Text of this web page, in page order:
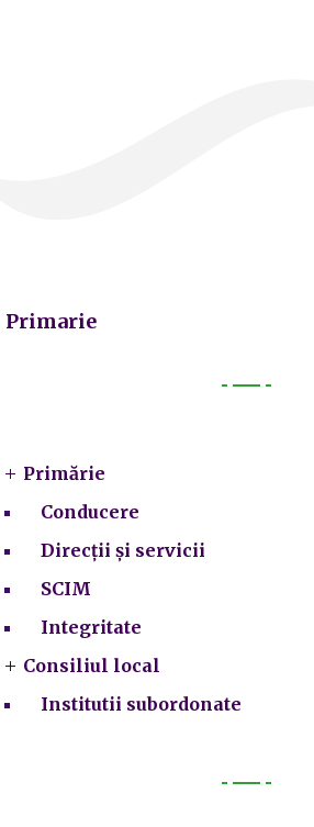
Primarie
Primărie
Conducere
Direcții și servicii
SCIM
Integritate
Consiliul local
Institutii subordonate